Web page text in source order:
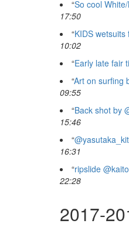
“So cool
17:50
“KIDS
10:02
“Early late fair
“Art on surfing
09:55
“Back shot by
15:46
“
16:31
“ripslide
22:28
2017-